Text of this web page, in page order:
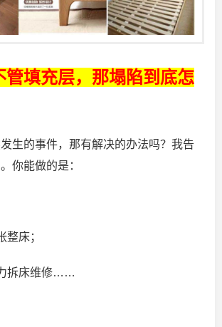
管填充层，那塌陷到底怎
生的事件，那有解决的办法吗？我告
你能做的是：
整床；
拆床维修……